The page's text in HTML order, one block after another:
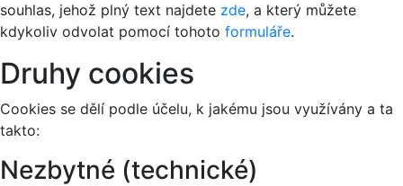
souhlas, jehož plný text najdete zde, a který můžete
kdykoliv odvolat pomocí tohoto formuláře.
Druhy cookies
Cookies se dělí podle účelu, k jakému jsou využívány a ta
takto:
Nezbytné (technické)